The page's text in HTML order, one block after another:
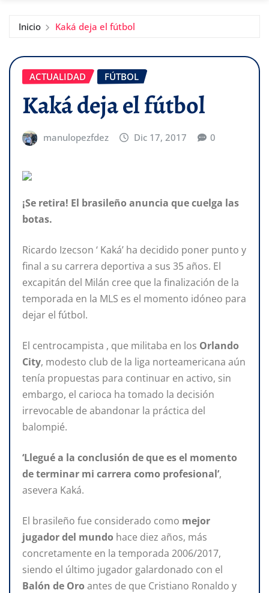
Inicio Kaká deja el fútbol
ACTUALIDAD FÚTBOL
Kaká deja el fútbol
manulopezfdez Dic 17, 2017 0
¡Se retira! El brasileño anuncia que cuelga las
botas.
Ricardo Izecson ‘ Kaká’ ha decidido poner punto y
final a su carrera deportiva a sus 35 años. El
excapitán del Milán cree que la finalización de la
temporada en la MLS es el momento idóneo para
dejar el fútbol.
El centrocampista , que militaba en los Orlando
City, modesto club de la liga norteamericana aún
tenía propuestas para continuar en activo, sin
embargo, el carioca ha tomado la decisión
irrevocable de abandonar la práctica del
balompié.
‘Llegué a la conclusión de que es el momento
de terminar mi carrera como profesional’,
asevera Kaká.
El brasileño fue considerado como mejor
jugador del mundo hace diez años, más
concretamente en la temporada 2006/2017,
siendo el último jugador galardonado con el
Balón de Oro antes de que Cristiano Ronaldo y